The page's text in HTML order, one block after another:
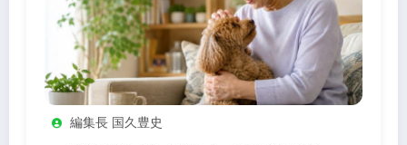
編集長 国久豊史